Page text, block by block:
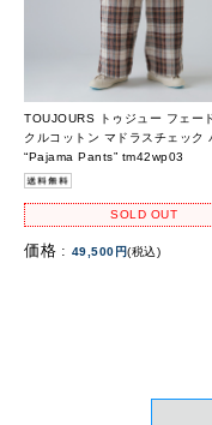
TOUJOURS トゥジュー フェー
クルコットン マドラスチェック
“Pajama Pants” tm42wp03
SOLD OUT
価格 : 49,500円(税込)